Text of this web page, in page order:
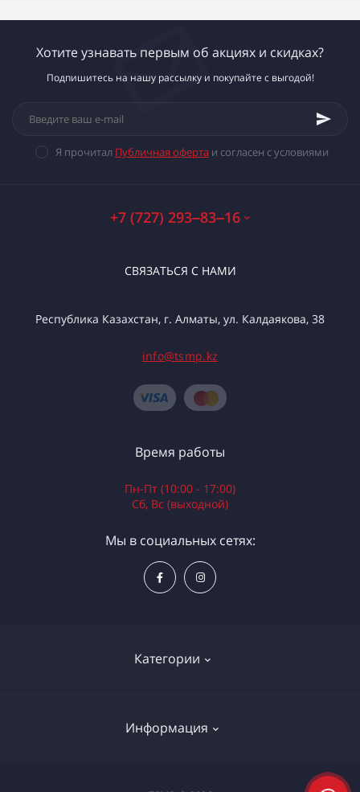
Хотите узнавать первым об акциях и скидках?
Подпишитесь на нашу рассылку и покупайте с выгодой!
Я прочитал Публичная оферта и согласен с условиями
+7 (727) 293‒83‒16
СВЯЗАТЬСЯ С НАМИ
Республика Казахстан, г. Алматы, ул. Калдаякова, 38
info@tsmp.kz
Категории
Электроинструменты
Информация
Доставка и оплата
Время работы
Пн-Пт (10:00 - 17:00)
Сб, Вс (выходной)
Мы в социальных сетях: